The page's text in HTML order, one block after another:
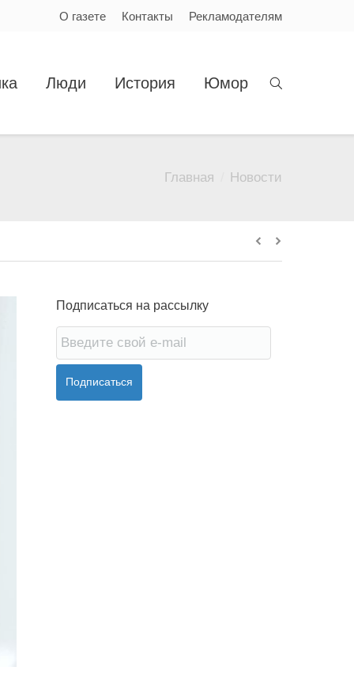
О газете Контакты Рекламодателям
Люди История Юмор
Главная Новости
Подписаться на рассылку
Подписаться